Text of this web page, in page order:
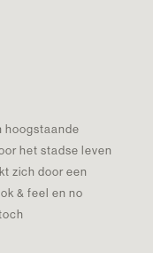
hoogstaande
het stadse leven
zich door een
& feel en no